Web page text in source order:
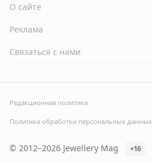
О сайте
Реклама
Связаться с нами
© 2012–2026 Jewellery Mag +16
Редакционная политика
Политика обработки персональных данных